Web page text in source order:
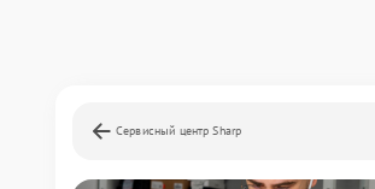
Сервисный центр Sharp